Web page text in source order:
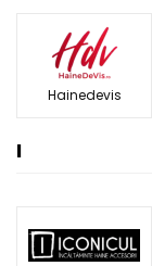
Hainedevis
I